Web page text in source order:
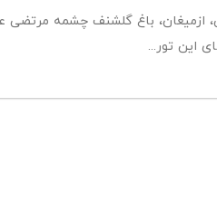
ازمیغان، باغ گلشنف چشمه مرتضی
این تور...